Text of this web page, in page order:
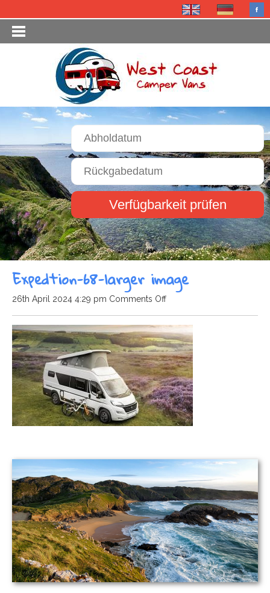
Verfügbarkeit prüfen
Expedtion-68-larger image
26th April 2024 4:29 pm Comments Offon
Expedtion-
68-
larger
image